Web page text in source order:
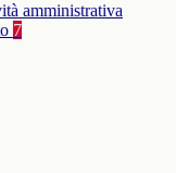
amministrativa
7